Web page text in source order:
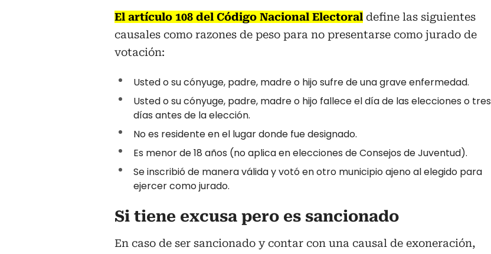
El artículo 108 del Código Nacional Electoral define las siguientes
causales como razones de peso para no presentarse como jurado de
votación:
Usted o su cónyuge, padre, madre o hijo sufre de una grave enfermedad.
Usted o su cónyuge, padre, madre o hijo fallece el día de las elecciones o tres
días antes de la elección.
No es residente en el lugar donde fue designado.
Es menor de 18 años (no aplica en elecciones de Consejos de Juventud).
Se inscribió de manera válida y votó en otro municipio ajeno al elegido para
ejercer como jurado.
Si tiene excusa pero es sancionado
En caso de ser sancionado y contar con una causal de exoneración,